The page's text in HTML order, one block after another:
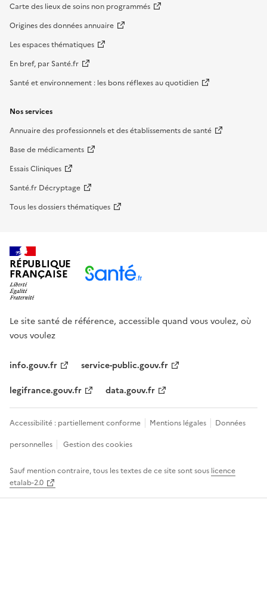
Carte des lieux de soins non programmés
Origines des données annuaire
Les espaces thématiques
En bref, par Santé.fr
Santé et environnement : les bons réflexes au quotidien
Nos services
Annuaire des professionnels et des établissements de santé
Base de médicaments
Essais Cliniques
Santé.fr Décryptage
Tous les dossiers thématiques
RÉPUBLIQUE
FRANÇAISE
Le site santé de référence, accessible quand vous voulez, où
vous voulez
info.gouv.fr
service-public.gouv.fr
legifrance.gouv.fr
data.gouv.fr
Accessibilité : partiellement conforme Mentions légales
Données
personnelles
Gestion des cookies
Sauf mention contraire, tous les textes de ce site sont sous licence
etalab-2.0